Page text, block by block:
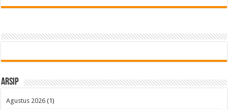
Arsip
Agustus 2026 (1)